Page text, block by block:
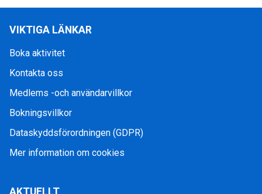
VIKTIGA LÄNKAR
Boka aktivitet
Kontakta oss
Medlems -och användarvillkor
Bokningsvillkor
Dataskyddsförordningen (GDPR)
Mer information om cookies